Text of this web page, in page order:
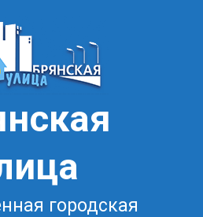
городская